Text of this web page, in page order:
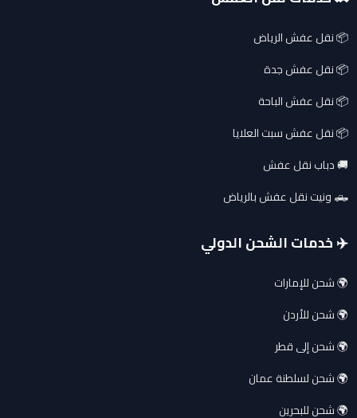
📦 نقل عفش الرياض
📦 نقل عفش جدة
📦 نقل عفش الباحة
📦 نقل عفش سبت العلايا
🚚 دباب نقل عفش
🛻 ونيت نقل عفش بالرياض
✈️ خدمات الشحن الدولي
🌍 شحن للإمارات
🌍 شحن للأردن
🌍 شحن إلى قطر
🌍 شحن لسلطنة عمان
🌍 شحن للبحرين